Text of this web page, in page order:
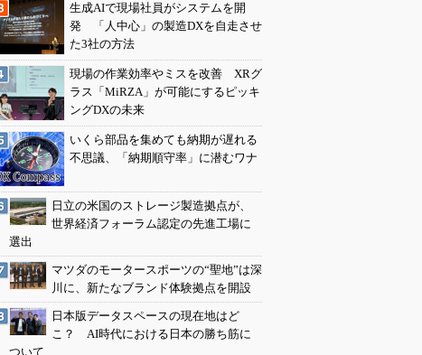
生成AIで現場社員がシステムを開
発 「人中心」の製造DXを自走させ
た3社の方法
現場の作業効率やミスを改善 XRグ
ラス「MiRZA」が可能にするピッキ
ングDXの未来
いくら部品を集めても納期が遅れる
不思議、「納期順守率」に潜むワナ
日立の米国のストレージ製造拠点が、
世界経済フォーラム認定の先進工場に
選出
マツダのモータースポーツの“聖地”は深
川に、新たなブランド体験拠点を開設
日本版データスペースの現在地はど
こ？ AI時代における日本の勝ち筋に
ついて